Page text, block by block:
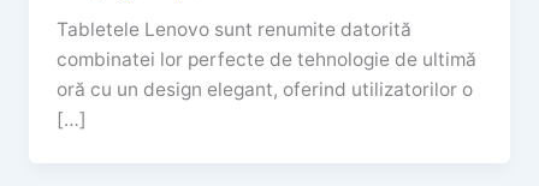
Tabletele Lenovo sunt renumite datorită
combinatei lor perfecte de tehnologie de ultimă
oră cu un design elegant, oferind utilizatorilor o
[…]